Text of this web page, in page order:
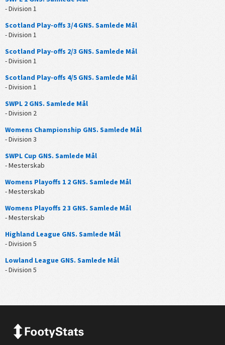
- Division 1
Scotland Play-offs 3/4 GNS. Samlede Mål
- Division 1
Scotland Play-offs 2/3 GNS. Samlede Mål
- Division 1
Scotland Play-offs 4/5 GNS. Samlede Mål
- Division 1
SWPL 2 GNS. Samlede Mål
- Division 2
Womens Championship GNS. Samlede Mål
- Division 3
SWPL Cup GNS. Samlede Mål
- Mesterskab
Womens Playoffs 1 2 GNS. Samlede Mål
- Mesterskab
Womens Playoffs 2 3 GNS. Samlede Mål
- Mesterskab
Highland League GNS. Samlede Mål
- Division 5
Lowland League GNS. Samlede Mål
- Division 5